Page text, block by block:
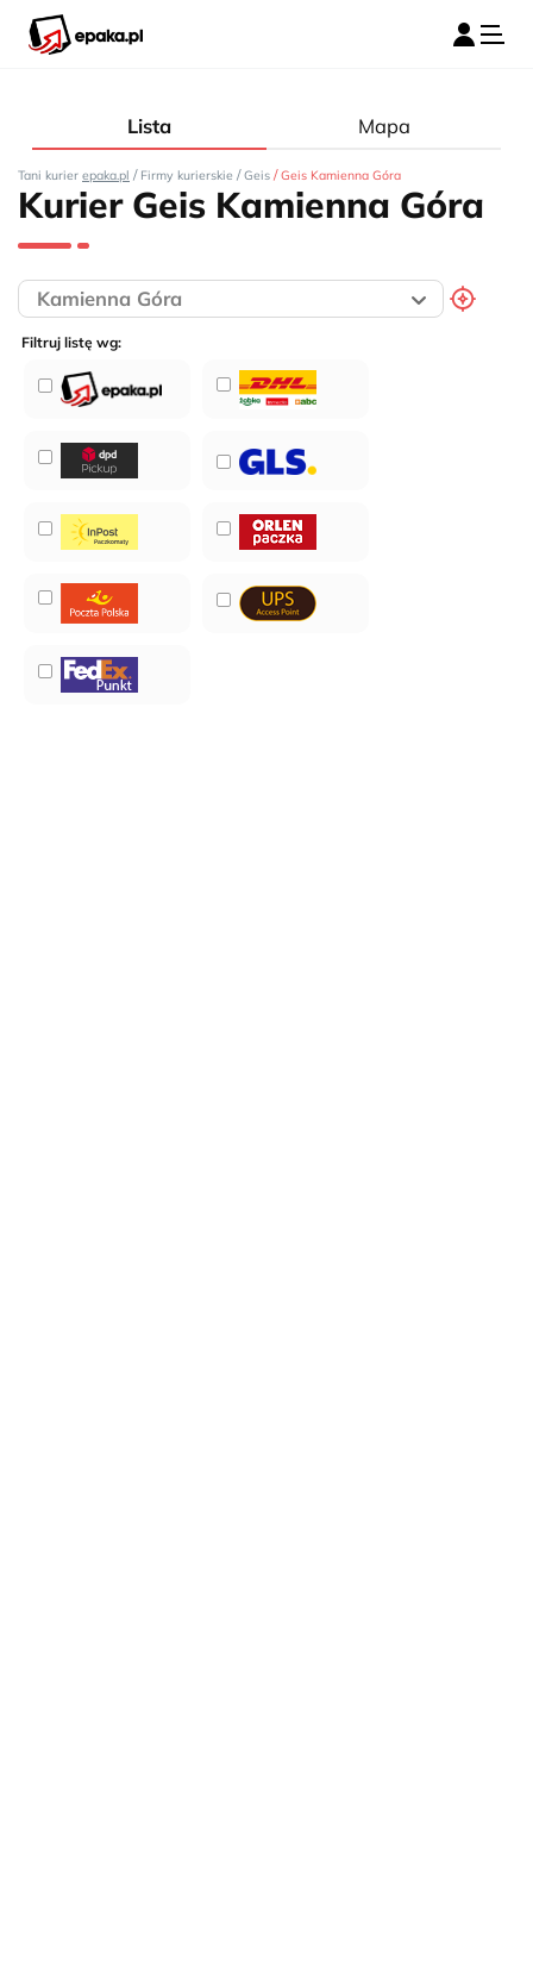
Lista Mapa
Tani kurier epaka.pl / Firmy kurierskie / Geis / Geis Kamienna Góra
Kurier Geis Kamienna Góra
Filtruj listę wg: